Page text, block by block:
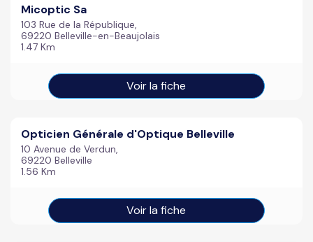
Micoptic Sa
103 Rue de la République,
69220 Belleville-en-Beaujolais
1.47 Km
Voir la fiche
Opticien Générale d'Optique Belleville
10 Avenue de Verdun,
69220 Belleville
1.56 Km
Voir la fiche